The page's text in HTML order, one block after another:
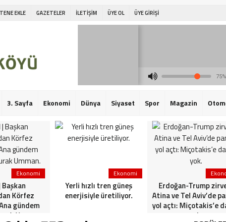
EKLE GAZETELER İLETİŞİM ÜYE OL ÜYE GİRİŞİ
75%
3. Sayfa Ekonomi Dünya Siyaset Spor Magazin
Ekonomi
Başkan
Körfez
gündem
Umman.
Ekonomi
Yerli hızlı tren güneş
enerjisiyle üretiliyor.
Erdoğan-Trump
Atina ve Tel Aviv’de
yol açtı: Miçotakis’e
yok.